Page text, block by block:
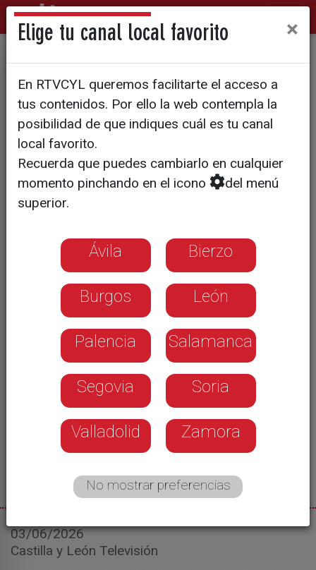
PP y VOX sellan el nuevo
organigrama de la Junta de
Castilla y León: 10
consejerías para una nueva
etapa
El nuevo Ejecutivo centrará su acción
en la rebaja de impuestos y el blindaje
del sector primario tras validar un pacto
respaldado por el 54,39% de las Cortes
03/06/2026
Castilla y León Televisión
Elige tu canal local favorito ×
En RTVCYL queremos facilitarte el acceso a
tus contenidos. Por ello la web contempla la
posibilidad de que indiques cuál es tu canal
local favorito.
Recuerda que puedes cambiarlo en cualquier
momento pinchando en el icono
del menú
superior.
Ávila Bierzo
Burgos León
Palencia Salamanca
Segovia Soria
Valladolid Zamora
No mostrar preferencias